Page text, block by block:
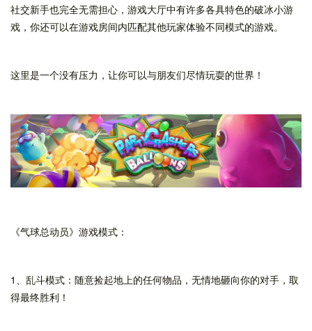
社交新手也完全无需担心，游戏大厅中有许多各具特色的破冰小游
戏，你还可以在游戏房间内匹配其他玩家体验不同模式的游戏。
这里是一个没有压力，让你可以与朋友们尽情玩耍的世界！
《气球总动员》游戏模式：
1、乱斗模式：随意捡起地上的任何物品，无情地砸向你的对手，取
得最终胜利！